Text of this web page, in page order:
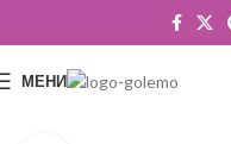
МЕНИ